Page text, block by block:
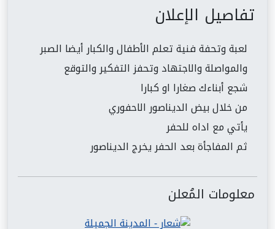
تفاصيل الإعلان
لعبة وتحفة فنية تعلم الأطفال والكبار أيضا الصبر
والمواصلة والاجتهاد وتحفز التفكير والتوقع
شجع أبناءك صغارا او كبارا
من خلال بيض الديناصور الاحفوري
يأتي مع اداه للحفر
ثم المفاجأة بعد الحفر يخرج الديناصور
معلومات المُعلن